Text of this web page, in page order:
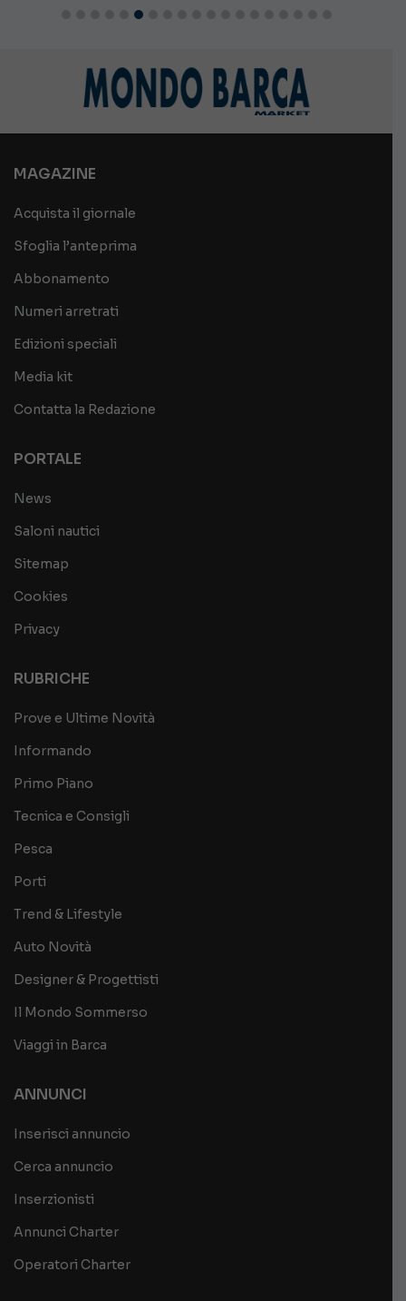
MAGAZINE
Acquista il giornale
Sfoglia l’anteprima
Abbonamento
Numeri arretrati
Edizioni speciali
Media kit
Contatta la Redazione
PORTALE
News
Saloni nautici
Sitemap
Cookies
Privacy
RUBRICHE
Prove e Ultime Novità
Informando
Primo Piano
Tecnica e Consigli
Pesca
Porti
Trend & Lifestyle
Auto Novità
Designer & Progettisti
Il Mondo Sommerso
Viaggi in Barca
ANNUNCI
Inserisci annuncio
Cerca annuncio
Inserzionisti
Annunci Charter
Operatori Charter